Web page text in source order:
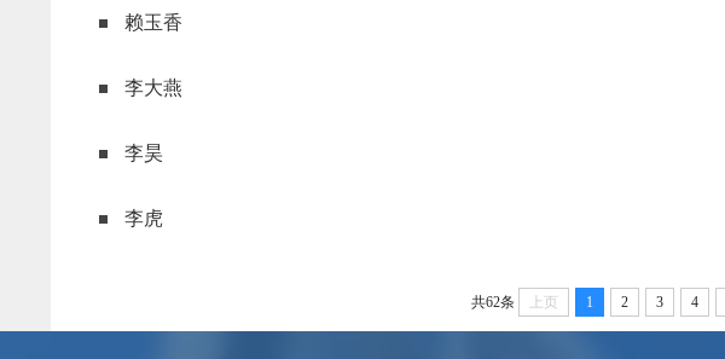
赖玉香
李大燕
李昊
李虎
共62条 上页 1 2 3 4